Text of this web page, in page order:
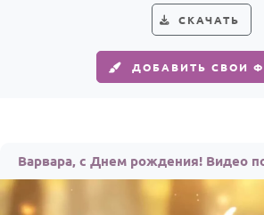
Женщине
Мужчине
Детям
Все родственники
СКАЧАТЬ
ДОБАВИТЬ СВОИ
Варвара, с Днем рождения! Видео